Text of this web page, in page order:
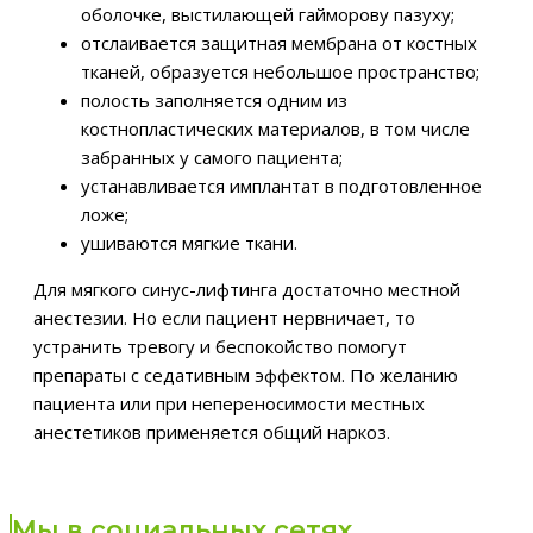
оболочке, выстилающей гайморову пазуху;
отслаивается защитная мембрана от костных
тканей, образуется небольшое пространство;
полость заполняется одним из
костнопластических материалов, в том числе
забранных у самого пациента;
устанавливается имплантат в подготовленное
ложе;
ушиваются мягкие ткани.
Для мягкого синус-лифтинга достаточно местной
анестезии. Но если пациент нервничает, то
устранить тревогу и беспокойство помогут
препараты с седативным эффектом. По желанию
пациента или при непереносимости местных
анестетиков применяется общий наркоз.